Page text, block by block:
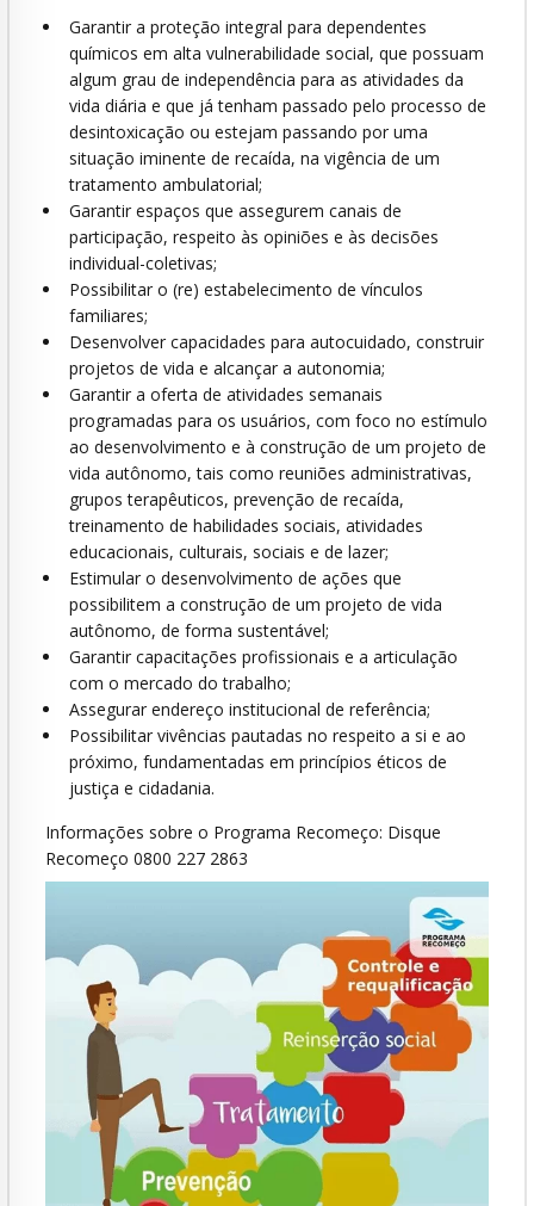
Garantir a proteção integral para dependentes
químicos em alta vulnerabilidade social, que possuam
algum grau de independência para as atividades da
vida diária e que já tenham passado pelo processo de
desintoxicação ou estejam passando por uma
situação iminente de recaída, na vigência de um
tratamento ambulatorial;
Garantir espaços que assegurem canais de
participação, respeito às opiniões e às decisões
individual-coletivas;
Possibilitar o (re) estabelecimento de vínculos
familiares;
Desenvolver capacidades para autocuidado, construir
projetos de vida e alcançar a autonomia;
Garantir a oferta de atividades semanais
programadas para os usuários, com foco no estímulo
ao desenvolvimento e à construção de um projeto de
vida autônomo, tais como reuniões administrativas,
grupos terapêuticos, prevenção de recaída,
treinamento de habilidades sociais, atividades
educacionais, culturais, sociais e de lazer;
Estimular o desenvolvimento de ações que
possibilitem a construção de um projeto de vida
autônomo, de forma sustentável;
Garantir capacitações profissionais e a articulação
com o mercado do trabalho;
Assegurar endereço institucional de referência;
Possibilitar vivências pautadas no respeito a si e ao
próximo, fundamentadas em princípios éticos de
justiça e cidadania.
Informações sobre o Programa Recomeço: Disque
Recomeço 0800 227 2863